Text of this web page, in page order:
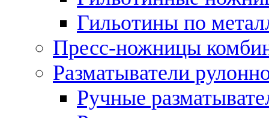
Гильотины по
Пресс-ножницы
Разматыватели
Ручные